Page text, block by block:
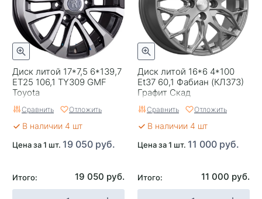
Применяемость
Универсальные
Тип диска
Стальные
Гарантия
1 год
Цвет
Черный
Категория
Легковые
Страна изготовителя
Диск литой 17*7,5 6*139,7
ET25 106,1 TY309 GMF
Toyota
Сравнить Отложить
В наличии 4 шт
Цена за 1 шт. 19 050 руб.
Итого: 19 050 руб.
Диск литой 16*6 4*100
Et37 60,1 Фабиан (КЛ373)
Графит Скад
Сравнить Отложить
В наличии 4 шт
Цена за 1 шт. 11 000 руб.
Итого: 11 000 руб.